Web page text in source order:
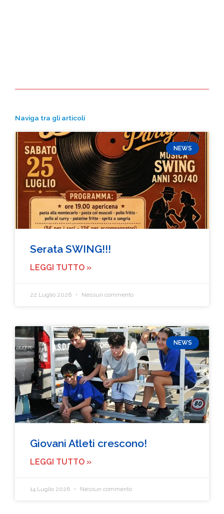
Naviga tra gli articoli
NEWS
Serata SWING!!!
LEGGI TUTTO »
22 Luglio 2026 Nessun commento
NEWS
Giovani Atleti crescono!
LEGGI TUTTO »
14 Luglio 2026 Nessun commento